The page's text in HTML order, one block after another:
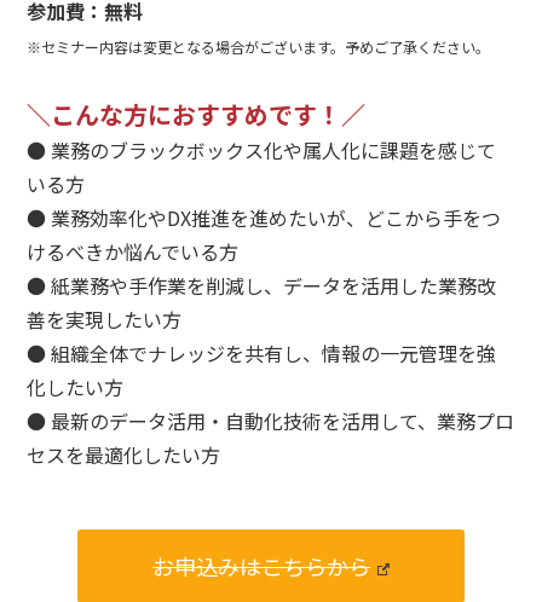
参加費：無料
※セミナー内容は変更となる場合がございます。予めご了承ください。
＼こんな方におすすめです！／
● 業務のブラックボックス化や属人化に課題を感じて
いる方
● 業務効率化やDX推進を進めたいが、どこから手をつ
けるべきか悩んでいる方
● 紙業務や手作業を削減し、データを活用した業務改
善を実現したい方
● 組織全体でナレッジを共有し、情報の一元管理を強
化したい方
● 最新のデータ活用・自動化技術を活用して、業務プロ
セスを最適化したい方
お申込みはこちらから